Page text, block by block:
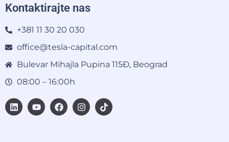
Kontaktirajte nas
+381 11 30 20 030
office@tesla-capital.com
Bulevar Mihajla Pupina 115Đ, Beograd
08:00 – 16:00h